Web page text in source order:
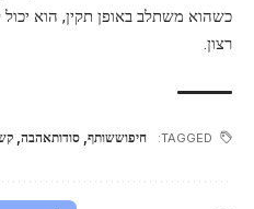
כשהוא משתלב באופן תקין, הוא
רצון.
TAGGED: חיפוששותף סודותאהבה